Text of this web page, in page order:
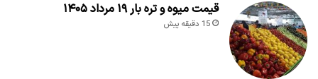
قیمت میوه و تره بار ۱۹ مرداد ۱۴۰۵
15 دقیقه پیش